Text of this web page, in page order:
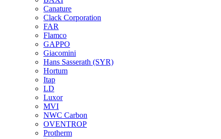
Canature
Clack Corporation
FAR
Flamco
GAPPO
Giacomini
Hans Sasserath (SYR)
Hortum
Itap
LD
Luxor
MVI
NWC Carbon
OVENTROP
Protherm